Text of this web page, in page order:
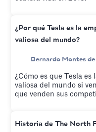
¿Por qué Tesla es la
valiosa del mundo?
Bernardo Montes
¿Cómo es que Tesla es
valiosa del mundo si
que venden sus
Historia de The North